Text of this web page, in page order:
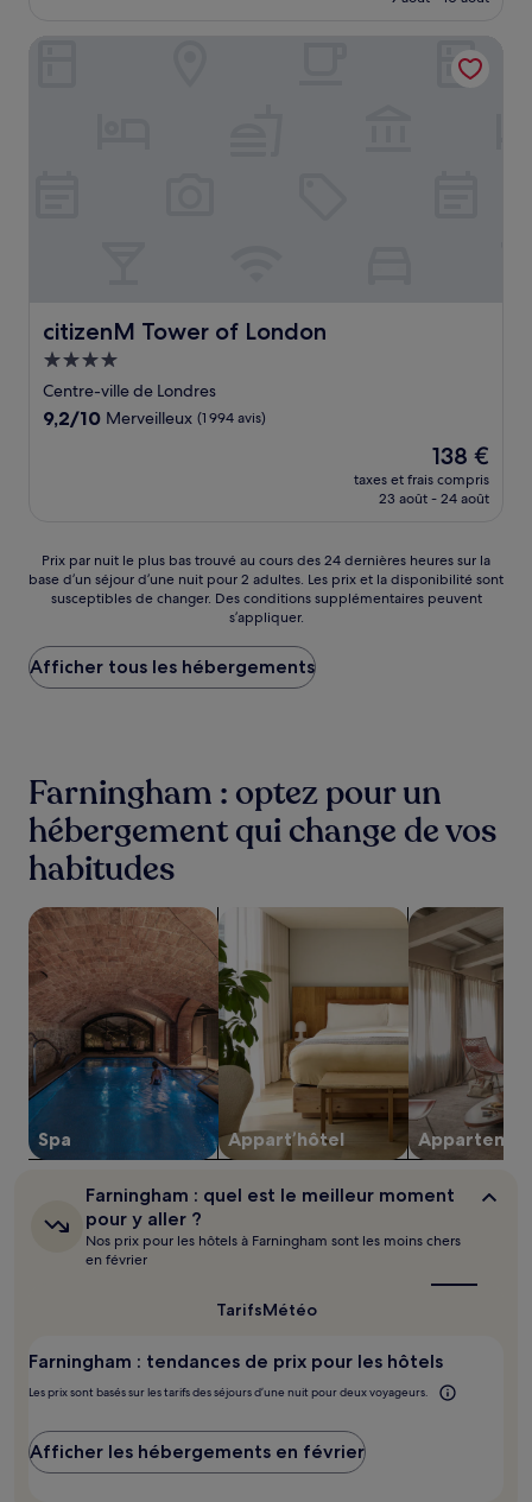
de
82 €
citizenM Tower of London
citizenM Tower of London
Hébergement
4.0 étoiles
Centre-ville de Londres
9.2
9,2/10 Merveilleux (1 994 avis)
Le
nouveau
prix
138 €
138 €
taxes et frais compris
23 août - 24 août
Prix
par
nuit
plus
bas
trouvé
heures
sur
la
base
d’un
séjour
d’une
nuit
pour
2 adultes.
Les
prix
et
la
disponibilité
susceptibles
de
conditions
supplémentaires
peuvent
Prix par nuit le plus bas trouvé au cours des 24 dernières heures sur la
base d’un séjour d’une nuit pour 2 adultes. Les prix et la disponibilité sont
susceptibles de changer. Des conditions supplémentaires peuvent
s’appliquer.
Afficher tous les hébergements
Farningham : optez pour un
hébergement qui change de vos
habitudes
Spa
Rechercher des hébergements avec un spa sur place
Appart’hôtel
Rechercher des appart’hôtels
Rechercher
Farningham :
est
le
meilleur
Farningham : quel est le meilleur moment
pour y aller ?
Nos prix pour les hôtels à Farningham sont les moins chers
en février
TarifsMétéo
Farningham : tendances de prix pour les hôtels
Les prix sont basés sur les tarifs des séjours d’une nuit pour deux voyageurs.
Afficher les hébergements en février